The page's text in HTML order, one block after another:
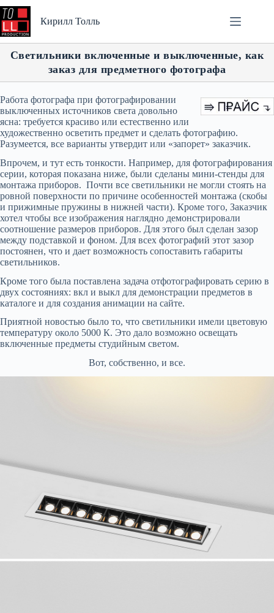
Перейти
к
Кирилл Толль
Светильники включенные и выключенные, как
заказ для предметного фотографа
Работа фотографа при фотографировании
выключенных источников света довольно
ясна: требуется красиво или естественно или
художественно осветить предмет и сделать фотографию.
Разумеется, все варианты утвердит или «запорет» заказчик.
Впрочем, и тут есть тонкости. Например, для фотографирования
серии, которая показана ниже, были сделаны мини-стенды для
монтажа приборов. Почти все светильники не могли стоять на
ровной поверхности по причине особенностей монтажа (скобы
и прижимные пружины в нижней части). Кроме того, Заказчик
хотел чтобы все изображения наглядно демонстрировали
соотношение размеров приборов. Для этого был сделан зазор
между подставкой и фоном. Для всех фотографий этот зазор
постоянен, что и дает возможность сопоставить габариты
светильников.
Кроме того была поставлена задача отфотографировать серию в
двух состояниях: вкл и выкл для демонстрации предметов в
каталоге и для создания анимации на сайте.
Приятной новостью было то, что светильники имели цветовую
температуру около 5000 К. Это дало возможно освещать
включенные предметы студийным светом.
Вот, собственно, и все.